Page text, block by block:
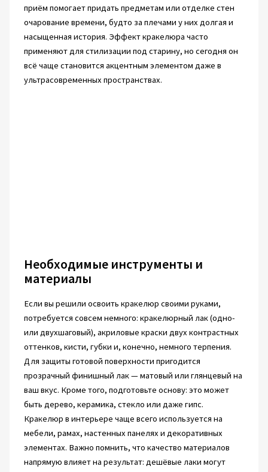
приём помогает придать предметам или отделке стен
очарование времени, будто за плечами у них долгая и
насыщенная история. Эффект кракелюра часто
применяют для стилизации под старину, но сегодня он
всё чаще становится акцентным элементом даже в
ультрасовременных пространствах.
Необходимые инструменты и
материалы
Если вы решили освоить кракелюр своими руками,
потребуется совсем немного: кракелюрный лак (одно-
или двухшаговый), акриловые краски двух контрастных
оттенков, кисти, губки и, конечно, немного терпения.
Для защиты готовой поверхности пригодится
прозрачный финишный лак — матовый или глянцевый на
ваш вкус. Кроме того, подготовьте основу: это может
быть дерево, керамика, стекло или даже гипс.
Кракелюр в интерьере чаще всего используется на
мебели, рамах, настенных панелях и декоративных
элементах. Важно помнить, что качество материалов
напрямую влияет на результат: дешёвые лаки могут